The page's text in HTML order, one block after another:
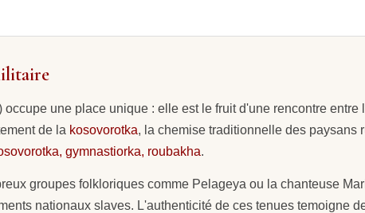
occupe une place unique : elle est le fruit d'une rencontre entre
de la kosovorotka, la chemise traditionnelle des paysans
gymnastiorka, roubakha.
groupes folkloriques comme Pelageya ou la chanteuse
nationaux slaves. L'authenticité de ces tenues temoigne